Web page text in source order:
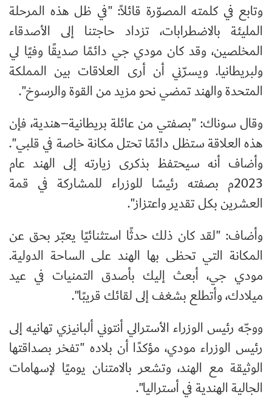
وتابع في كلمته المصوّرة قائلاً: "في ظل هذه المرحلة
المليئة بالاضطرابات، تزداد حاجتنا إلى الأصدقاء
المخلصين، وقد كان مودي جي دائمًا صديقًا وفيًا لي
ولبريطانيا. ويسرّني أن أرى العلاقات بين المملكة
المتحدة والهند تمضي نحو مزيد من القوة والرسوخ".
وقال سوناك: "بصفتي من عائلة بريطانية–هندية، فإن
هذه العلاقة ستظل دائمًا تحتل مكانة خاصة في قلبي".
وأضاف أنه سيحتفظ بذكرى زيارته إلى الهند عام
2023م بصفته رئيسًا للوزراء للمشاركة في قمة
العشرين بكل تقدير واعتزاز".
وأضاف: "لقد كان ذلك حدثًا استثنائيًا يعبّر بحق عن
المكانة التي تحظى بها الهند على الساحة الدولية.
مودي جي، أبعث إليك بأصدق التمنيات في عيد
ميلادك، وأتطلع بشغف إلى لقائك قريبًا".
ووجّه رئيس الوزراء الأسترالي أنتوني ألبانيزي تهانيه إلى
رئيس الوزراء مودي، مؤكدًا أن بلاده "تفخر بصداقتها
الوثيقة مع الهند، وتشعر بالامتنان يوميًا لإسهامات
الجالية الهندية في أستراليا".